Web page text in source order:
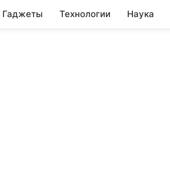
Гаджеты Технологии Наука